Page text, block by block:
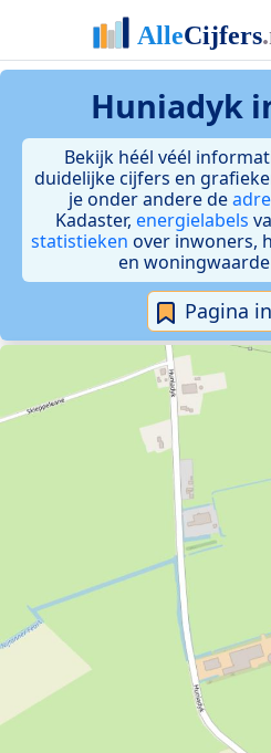
Huniadyk
Bekijk héél véél
duidelijke cijfers en
je onder andere de
Kadaster, energielabels
statistieken over inwoners,
en
Pagina